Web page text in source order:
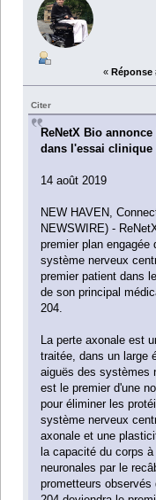
« Réponse
Citer
ReNetX Bio
dans l'essai clinique
14 août 2019
NEW HAVEN,
NEWSWIRE) -
premier plan
système nerveux
premier patient dans
de son principal
204.
La perte axonale est
traitée, dans un large
aiguës des systèmes
est le premier d'une
pour éliminer les
système nerveux
axonale et une
la capacité du corps
neuronales par le
prometteurs